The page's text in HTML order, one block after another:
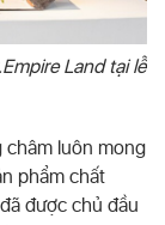
Land tại lễ
châm luôn mong
phẩm chất
được chủ đầu